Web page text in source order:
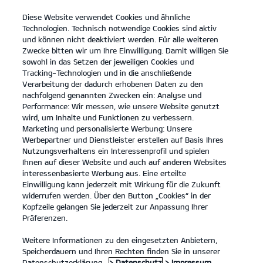
open
menu
KONTAKT
KONFIGURATOR
KONFIGURATOR
Gesamtpreis (UVP)**:28.390 €
Ausstattung
VORNE HINTEN
Diese Website verwendet Cookies und ähnliche
Technologien. Technisch notwendige Cookies sind aktiv
und können nicht deaktiviert werden. Für alle weiteren
Zwecke bitten wir um Ihre Einwilligung. Damit willigen Sie
sowohl in das Setzen der jeweiligen Cookies und
Tracking-Technologien und in die anschließende
Verarbeitung der dadurch erhobenen Daten zu den
nachfolgend genannten Zwecken ein: Analyse und
Performance: Wir messen, wie unsere Website genutzt
wird, um Inhalte und Funktionen zu verbessern.
Marketing und personalisierte Werbung: Unsere
Werbepartner und Dienstleister erstellen auf Basis Ihres
Nutzungsverhaltens ein Interessenprofil und spielen
Ihnen auf dieser Website und auch auf anderen Websites
interessenbasierte Werbung aus. Eine erteilte
Einwilligung kann jederzeit mit Wirkung für die Zukunft
widerrufen werden. Über den Button „Cookies“ in der
Kopfzeile gelangen Sie jederzeit zur Anpassung Ihrer
Präferenzen.
Weitere Informationen zu den eingesetzten Anbietern,
Speicherdauern und Ihren Rechten finden Sie in unserer